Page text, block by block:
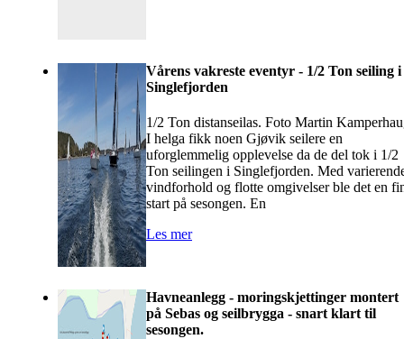
Vårens vakreste eventyr - 1/2 Ton seiling i
Singlefjorden
1/2 Ton distanseilas. Foto Martin
I helga fikk noen Gjøvik seilere en
uforglemmelig opplevelse da de del tok i 1/2
Ton seilingen i Singlefjorden. Med
vindforhold og flotte omgivelser ble det en
start på sesongen. En
Les mer
Havneanlegg - moringskjettinger montert
på Sebas og seilbrygga - snart klart til
sesongen.